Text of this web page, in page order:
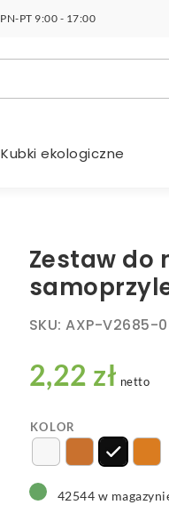
PN-PT 9:00 - 17:00
Kubki ekologiczne
Zestaw do
SKU:AXP-V2685-
2,22 zł netto
KOLOR
42544 w